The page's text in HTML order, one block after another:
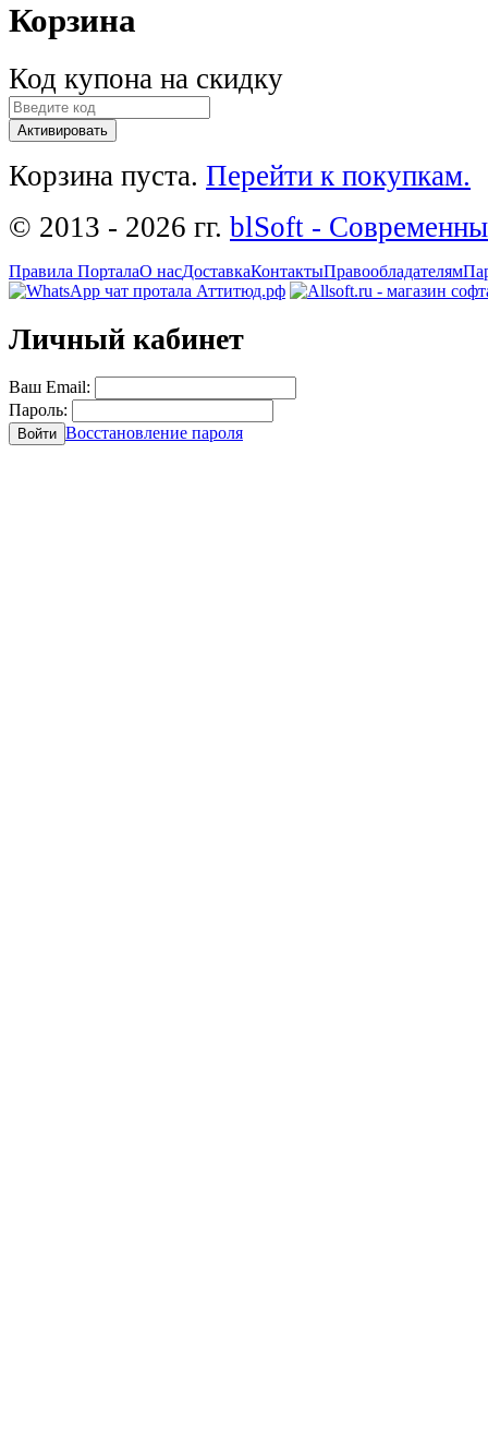
Корзина
Код купона на скидку
Активировать
Корзина пуста. Перейти к покупкам.
© 2013 - 2026 гг. blSoft -
Правила ПорталаО насДоставкаКонтактыПравообладателям
Личный кабинет
Ваш Email:
Пароль:
Войти Восстановление пароля